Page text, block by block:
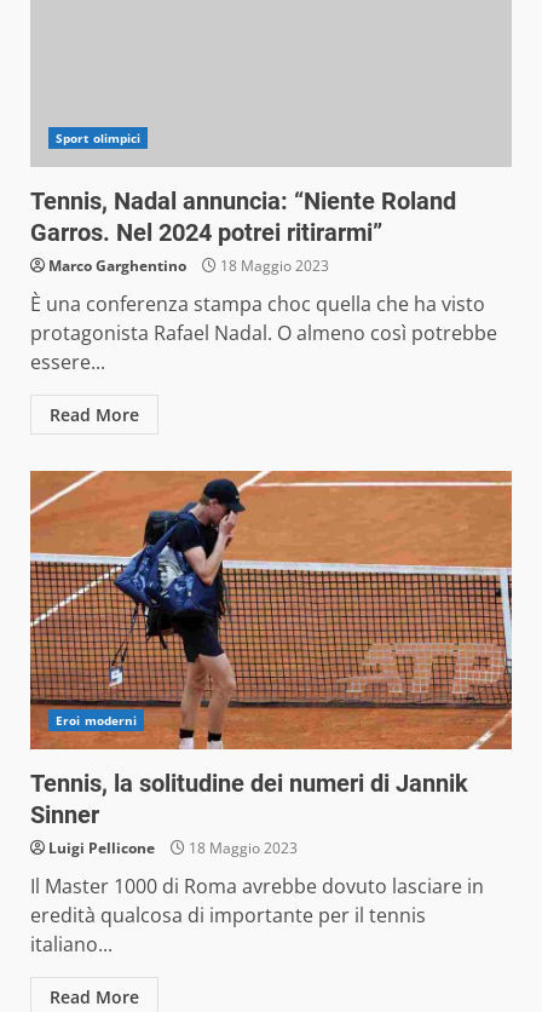
Sport olimpici
Tennis, Nadal annuncia: “Niente Roland
Garros. Nel 2024 potrei ritirarmi”
Marco Garghentino 18 Maggio 2023
È una conferenza stampa choc quella che ha visto
protagonista Rafael Nadal. O almeno così potrebbe
essere...
Read More
Eroi moderni
Tennis, la solitudine dei numeri di Jannik
Sinner
Luigi Pellicone 18 Maggio 2023
Il Master 1000 di Roma avrebbe dovuto lasciare in
eredità qualcosa di importante per il tennis
italiano...
Read More